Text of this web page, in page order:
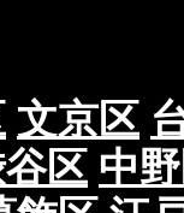
文京区
区 中